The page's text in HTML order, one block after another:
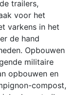
trailers,
voor het
varkens in het
de hand
Opbouwen
militaire
opbouwen en
compost,